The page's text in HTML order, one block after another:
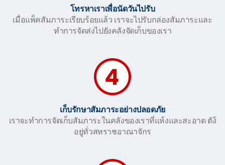
โทรหาเราเพื่อนัดวันไปรับ
เมื่อแพ็คสัมภาระเรียบร้อยแล้ว เราจะไปรับกล่องสัมภาระและ
ทำการจัดส่งไปยังคลังจัดเก็บของเรา
เก็บรักษาสัมภาระอย่างปลอดภัย
เราจะทำการจัดเก็บสัมภาระในคลังของเราที่แห้งและสะอาด ตัง้
อยู่ทั่วสหราชอาณาจักร